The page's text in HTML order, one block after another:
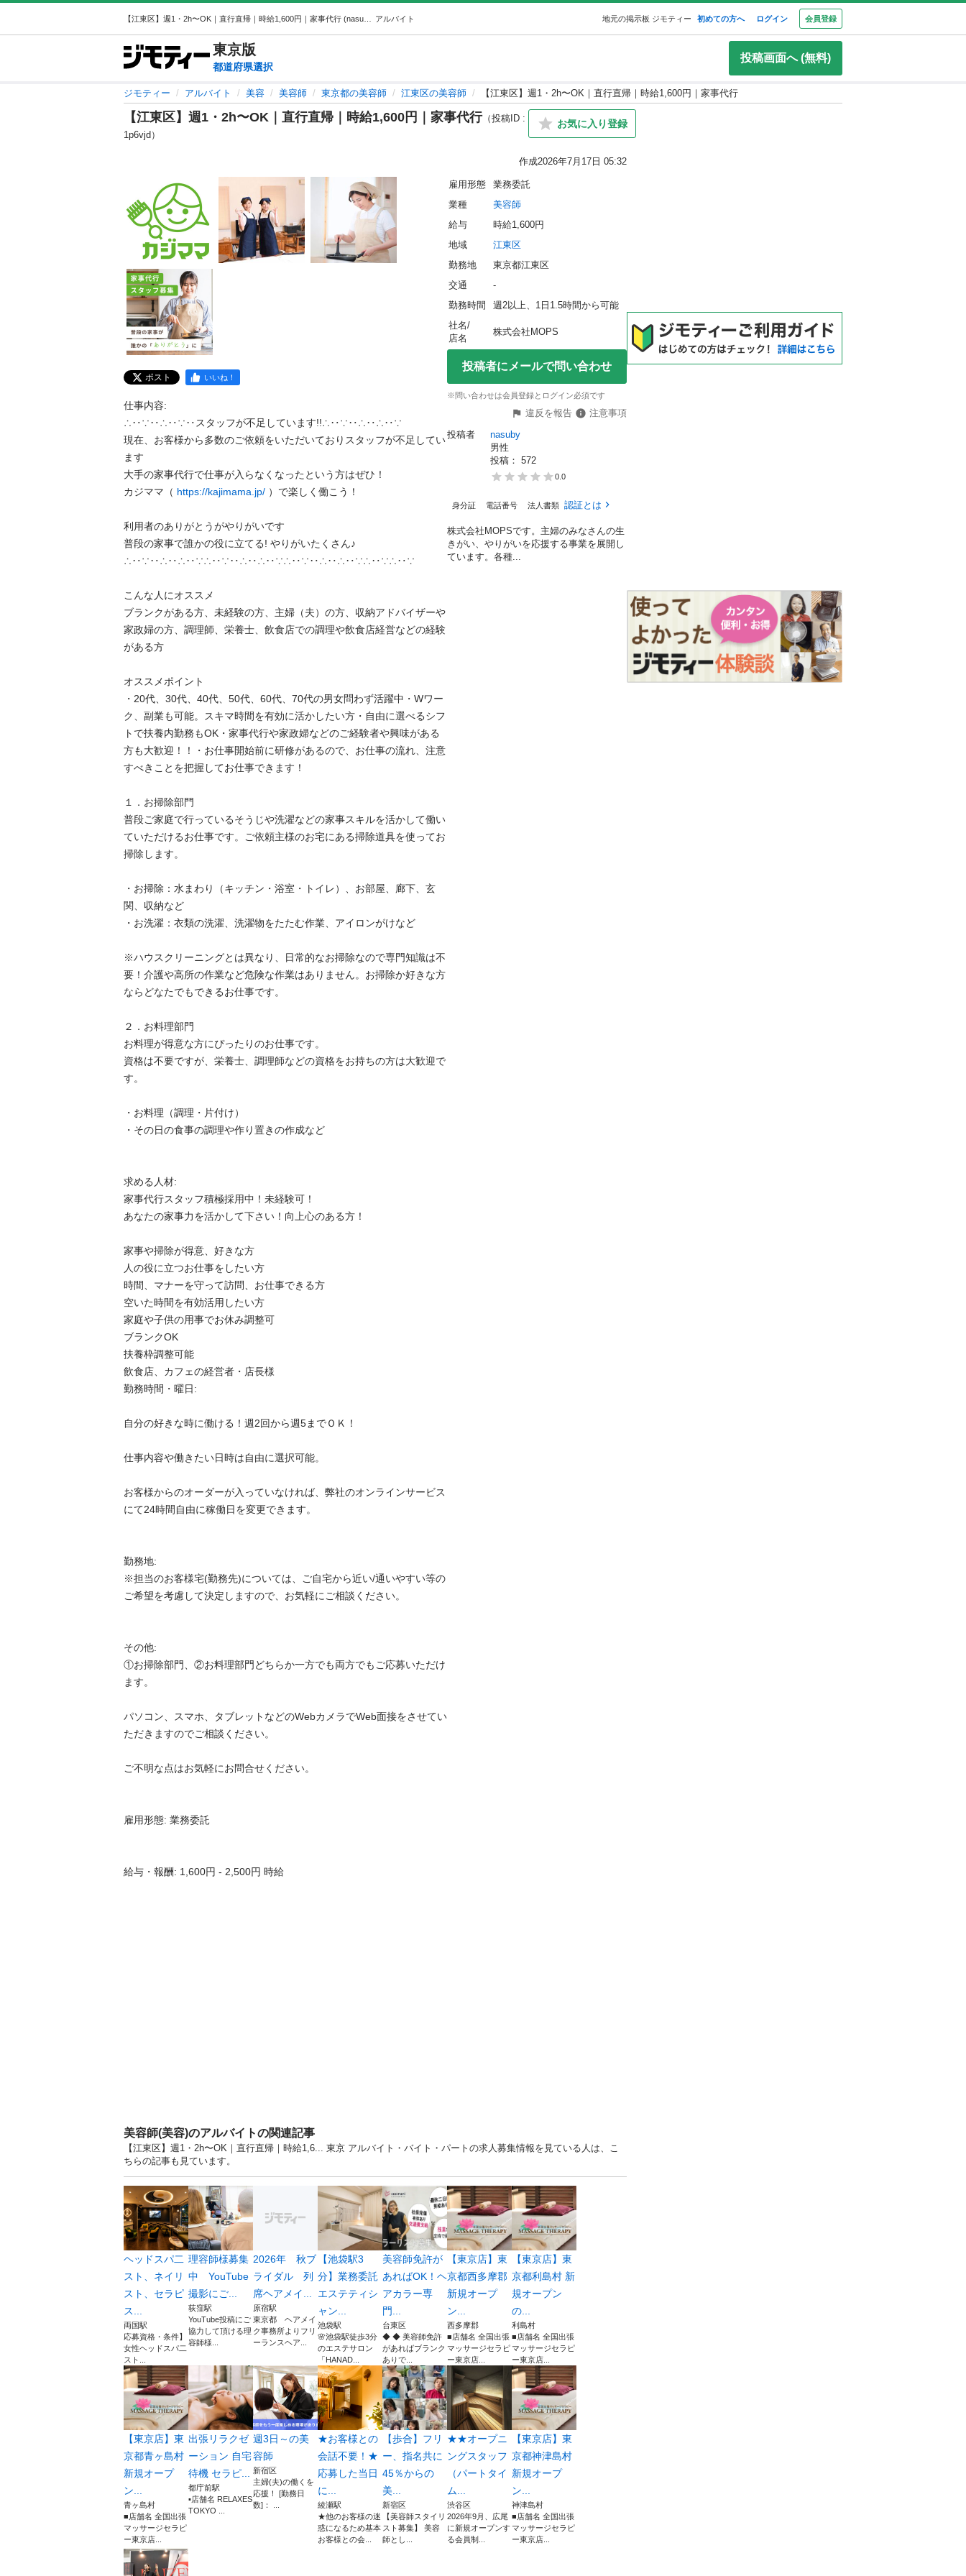
アルバイト 地元の掲示板 ジモティー 初めての方へ ログイン 会員登録
東京版
都道府県選択
投稿画面へ (無料)
ジモティー アルバイト 美容 美容師 東京都の美容師 江東区の美容師 【江東区】週1・2h〜OK｜直行直帰｜時給1,600円｜家事代行
【江東区】週1・2h〜OK｜直行直帰｜時給1,600円｜家事代行（投稿ID :
1p6vjd）
お気に入り登録
作成2026年7月17日 05:32
ポスト いいね！
仕事内容:
∴‥∵‥∴‥∵‥スタッフが不足しています!!∴‥∵‥∴‥∴‥∵
現在、お客様から多数のご依頼をいただいておりスタッフが不足してい
ます
大手の家事代行で仕事が入らなくなったという方はぜひ！
カジママ（ https://kajimama.jp/ ）で楽しく働こう！
利用者のありがとうがやりがいです
普段の家事で誰かの役に立てる! やりがいたくさん♪
∴‥∵‥∴‥∴‥∵∴‥∵‥∴‥∴‥∵∴‥∵‥∴‥∴‥∵∴‥∵∴‥∵
こんな人にオススメ
ブランクがある方、未経験の方、主婦（夫）の方、収納アドバイザーや
家政婦の方、調理師、栄養士、飲食店での調理や飲食店経営などの経験
がある方
オススメポイント
・20代、30代、40代、50代、60代、70代の男女問わず活躍中・Wワー
ク、副業も可能。スキマ時間を有効に活かしたい方・自由に選べるシフ
トで扶養内勤務もOK・家事代行や家政婦などのご経験者や興味がある
方も大歓迎！！・お仕事開始前に研修があるので、お仕事の流れ、注意
すべきことを把握してお仕事できます！
１．お掃除部門
普段ご家庭で行っているそうじや洗濯などの家事スキルを活かして働い
ていただけるお仕事です。ご依頼主様のお宅にある掃除道具を使ってお
掃除します。
・お掃除：水まわり（キッチン・浴室・トイレ）、お部屋、廊下、玄
関、収納など
・お洗濯：衣類の洗濯、洗濯物をたたむ作業、アイロンがけなど
※ハウスクリーニングとは異なり、日常的なお掃除なので専門知識は不
要！介護や高所の作業など危険な作業はありません。お掃除か好きな方
ならどなたでもできるお仕事です。
２．お料理部門
お料理が得意な方にぴったりのお仕事です。
資格は不要ですが、栄養士、調理師などの資格をお持ちの方は大歓迎で
す。
・お料理（調理・片付け）
・その日の食事の調理や作り置きの作成など
求める人材:
家事代行スタッフ積極採用中！未経験可！
あなたの家事力を活かして下さい！向上心のある方！
家事や掃除が得意、好きな方
人の役に立つお仕事をしたい方
時間、マナーを守って訪問、お仕事できる方
空いた時間を有効活用したい方
家庭や子供の用事でお休み調整可
ブランクOK
扶養枠調整可能
飲食店、カフェの経営者・店長様
勤務時間・曜日:
自分の好きな時に働ける！週2回から週5までＯＫ！
仕事内容や働きたい日時は自由に選択可能。
お客様からのオーダーが入っていなければ、弊社のオンラインサービス
にて24時間自由に稼働日を変更できます。
勤務地:
※担当のお客様宅(勤務先)については、ご自宅から近い/通いやすい等の
ご希望を考慮して決定しますので、お気軽にご相談ください。
その他:
①お掃除部門、②お料理部門どちらか一方でも両方でもご応募いただけ
ます。
パソコン、スマホ、タブレットなどのWebカメラでWeb面接をさせてい
ただきますのでご相談ください。
ご不明な点はお気軽にお問合せください。
雇用形態: 業務委託
給与・報酬: 1,600円 - 2,500円 時給
雇用形態
業務委託
業種
美容師
給与
時給1,600円
地域
江東区
勤務地
東京都江東区
交通
-
勤務時間
週2以上、1日1.5時間から可能
社名/
店名
株式会社MOPS
投稿者にメールで問い合わせ
※問い合わせは会員登録とログイン必須です
違反を報告
注意事項
投稿者
nasuby
男性
投稿： 572
0.0
身分証 電話番号 法人書類 認証とは
株式会社MOPSです。主婦のみなさんの生
きがい、やりがいを応援する事業を展開し
ています。各種...
美容師(美容)のアルバイトの関連記事
【江東区】週1・2h〜OK｜直行直帰｜時給1,6... 東京 アルバイト・バイト・パートの求人募集情報を見ている人は、こ
ちらの記事も見ています。
ヘッドスパ二
スト、ネイリ
スト、セラピ
ス...
両国駅
応募資格・条件】
女性ヘッドスパ二
スト...
理容師様募集
中 YouTube
撮影にご...
荻窪駅
YouTube投稿にご
協力して頂ける理
容師様...
2026年 秋ブ
ライダル 列
席ヘアメイ...
原宿駅
東京都 ヘアメイ
ク事務所よりフリ
ーランスヘア...
【池袋駅3
分】業務委託
エステティシ
ャン...
池袋駅
🌸池袋駅徒歩3分
のエステサロン
「HANAD...
美容師免許が
あればOK！ヘ
アカラー専
門...
台東区
◆ ◆ 美容師免許
があればブランク
ありで...
【東京店】東
京都西多摩郡
新規オープ
ン...
西多摩郡
■店舗名 全国出張
マッサージセラピ
ー東京店...
【東京店】東
京都利島村 新
規オープン
の...
利島村
■店舗名 全国出張
マッサージセラピ
ー東京店...
【東京店】東
京都青ヶ島村
新規オープ
ン...
青ヶ島村
■店舗名 全国出張
マッサージセラピ
ー東京店...
出張リラクゼ
ーション 自宅
待機 セラピ...
都庁前駅
▪️店舗名 RELAXES
TOKYO ...
週3日～の美
容師
新宿区
主婦(夫)の働くを
応援！ [勤務日
数]： ...
★お客様との
会話不要！★
応募した当日
に...
綾瀬駅
★他のお客様の迷
惑になるため基本
お客様との会...
【歩合】フリ
ー、指名共に
45％からの
美...
新宿区
【美容師スタイリ
スト募集】 美容
師とし...
★★オープニ
ングスタッフ
（パートタイ
ム...
渋谷区
2026年9月、広尾
に新規オープンす
る会員制...
【東京店】東
京都神津島村
新規オープ
ン...
神津島村
■店舗名 全国出張
マッサージセラピ
ー東京店...